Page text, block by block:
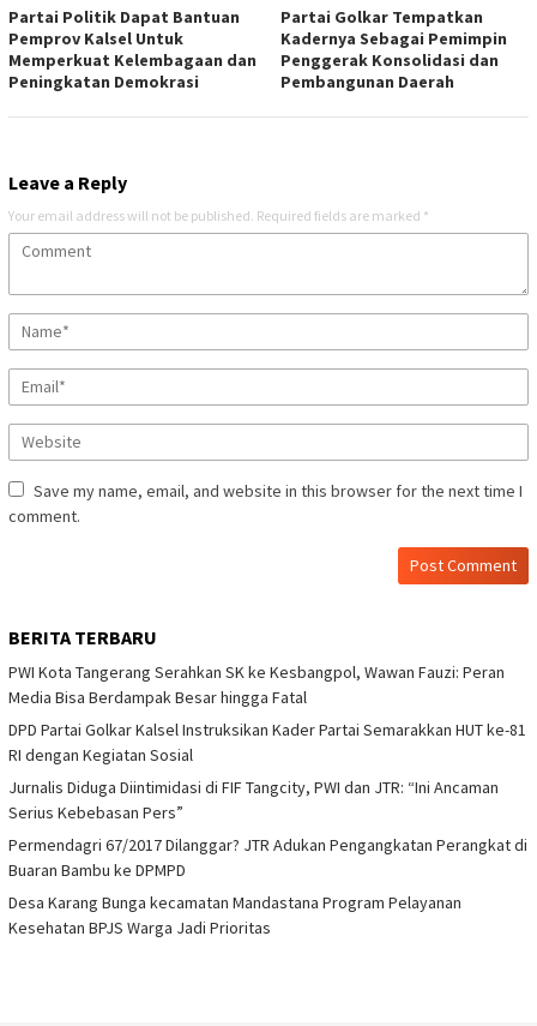
Partai Politik Dapat Bantuan
Pemprov Kalsel Untuk
Memperkuat Kelembagaan dan
Peningkatan Demokrasi
Partai Golkar Tempatkan
Kadernya Sebagai Pemimpin
Penggerak Konsolidasi dan
Pembangunan Daerah
Leave a Reply
Your email address will not be published. Required fields are marked *
Save my name, email, and website in this browser for the next time I
comment.
BERITA TERBARU
PWI Kota Tangerang Serahkan SK ke Kesbangpol, Wawan Fauzi: Peran
Media Bisa Berdampak Besar hingga Fatal
DPD Partai Golkar Kalsel Instruksikan Kader Partai Semarakkan HUT ke-81
RI dengan Kegiatan Sosial
Jurnalis Diduga Diintimidasi di FIF Tangcity, PWI dan JTR: “Ini Ancaman
Serius Kebebasan Pers”
Permendagri 67/2017 Dilanggar? JTR Adukan Pengangkatan Perangkat di
Buaran Bambu ke DPMPD
Desa Karang Bunga kecamatan Mandastana Program Pelayanan
Kesehatan BPJS Warga Jadi Prioritas